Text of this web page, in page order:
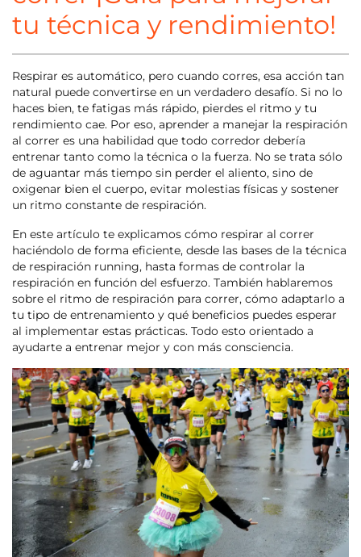
tu técnica y rendimiento!
Respirar es automático, pero cuando corres, esa acción tan
natural puede convertirse en un verdadero desafío. Si no lo
haces bien, te fatigas más rápido, pierdes el ritmo y tu
rendimiento cae. Por eso, aprender a manejar la respiración
al correr es una habilidad que todo corredor debería
entrenar tanto como la técnica o la fuerza. No se trata sólo
de aguantar más tiempo sin perder el aliento, sino de
oxigenar bien el cuerpo, evitar molestias físicas y sostener
un ritmo constante de respiración.
En este artículo te explicamos cómo respirar al correr
haciéndolo de forma eficiente, desde las bases de la técnica
de respiración running, hasta formas de controlar la
respiración en función del esfuerzo. También hablaremos
sobre el ritmo de respiración para correr, cómo adaptarlo a
tu tipo de entrenamiento y qué beneficios puedes esperar
al implementar estas prácticas. Todo esto orientado a
ayudarte a entrenar mejor y con más consciencia.